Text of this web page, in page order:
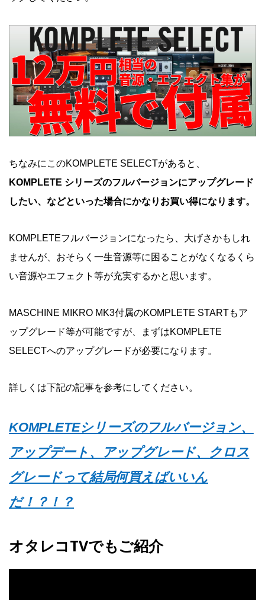
ちなみにこのKOMPLETE SELECTがあると、
KOMPLETE シリーズのフルバージョンにアップグレード
したい、などといった場合にかなりお買い得になります。
KOMPLETEフルバージョンになったら、大げさかもしれ
ませんが、おそらく一生音源等に困ることがなくなるくら
い音源やエフェクト等が充実するかと思います。
MASCHINE MIKRO MK3付属のKOMPLETE STARTもア
ップグレード等が可能ですが、まずはKOMPLETE
SELECTへのアップグレードが必要になります。
詳しくは下記の記事を参考にしてください。
KOMPLETEシリーズのフルバージョン、
アップデート、アップグレード、クロス
グレードって結局何買えばいいん
だ！？！？
オタレコTVでもご紹介